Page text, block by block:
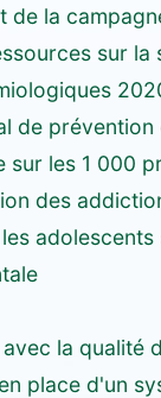
de la
sur la
de
sur les 1 000
des
la qualité
place d'un